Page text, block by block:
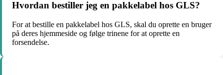
Hvordan bestiller jeg en pakkelabel hos GLS?
For at bestille en pakkelabel hos GLS, skal du oprette en bruger
på deres hjemmeside og følge trinene for at oprette en
forsendelse.